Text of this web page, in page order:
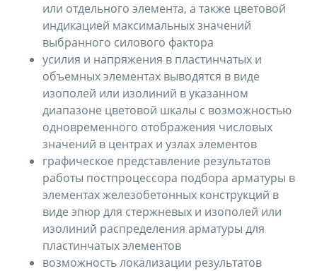
или отдельного элемента, а также цветовой
индикацией максимальных значений
выбранного силового фактора
усилия и напряжения в пластинчатых и
объемных элементах выводятся в виде
изополей или изолиний в указанном
диапазоне цветовой шкалы с возможностью
одновременного отображения числовых
значений в центрах и узлах элементов
графическое представление результатов
работы постпроцессора подбора арматуры в
элементах железобетонных конструкций в
виде эпюр для стержневых и изополей или
изолиний распределения арматуры для
пластинчатых элементов
возможность локализации результатов